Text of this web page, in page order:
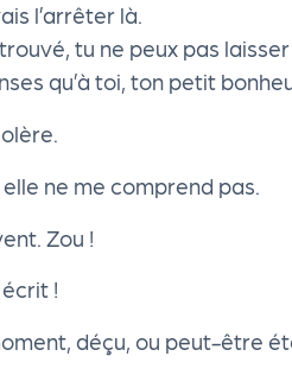
l’arrêter là.
trouvé, tu ne peux pas
qu’à toi, ton petit
ne me comprend pas.
Zou !
!
déçu, ou peut-être